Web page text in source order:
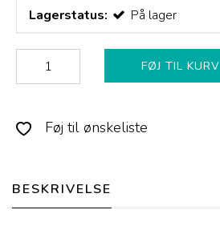
Lagerstatus: På lager
FØJ TIL KURV
Føj til ønskeliste
BESKRIVELSE